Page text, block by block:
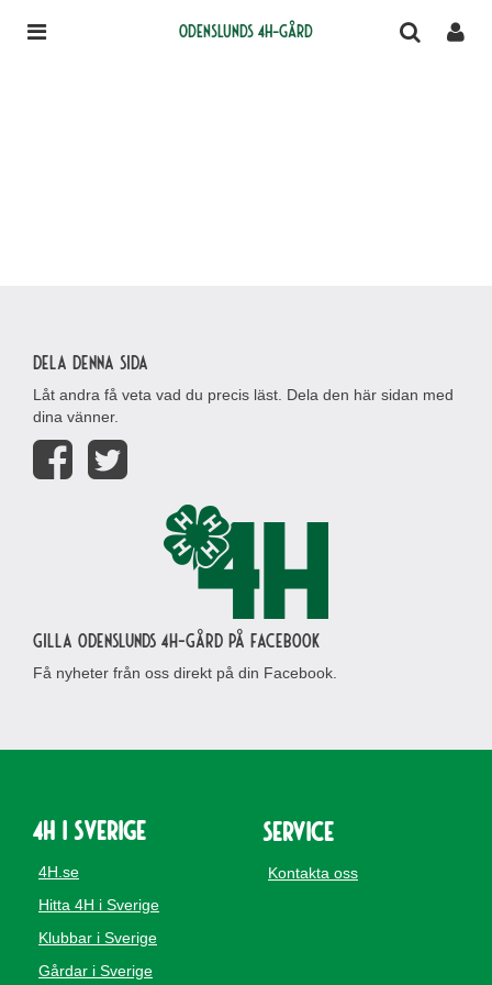
Odenslunds 4H-gård
Dela denna sida
Låt andra få veta vad du precis läst. Dela den här sidan med
dina vänner.
Gilla Odenslunds 4H-gård på Facebook
Få nyheter från oss direkt på din Facebook.
4H i Sverige
4H.se
Hitta 4H i Sverige
Klubbar i Sverige
Gårdar i Sverige
Service
Kontakta oss